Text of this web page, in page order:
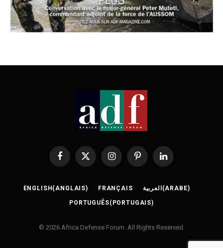
Facebook
X
InstagramPinterestLinkedIn
ENGLISH(ANGLAIS) FRANÇAIS العربية(ARABE)
PORTUGUÊS(PORTUGAIS)
© 2026 Africa Defense Forum. All Rights Reserved.